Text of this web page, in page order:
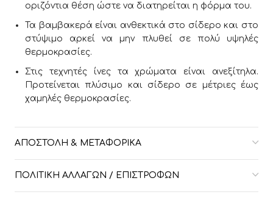
οριζόντια θέση ώστε να διατηρείται η φόρμα του.
Τα βαμβακερά είναι ανθεκτικά στο σίδερο και στο
στύψιμο αρκεί να μην πλυθεί σε πολύ υψηλές
θερμοκρασίες.
Στις τεχνητές ίνες τα χρώματα είναι ανεξίτηλα.
Προτείνεται πλύσιμο και σίδερο σε μέτριες έως
χαμηλές θερμοκρασίες.
ΑΠΟΣΤΟΛΉ & ΜΕΤΑΦΟΡΙΚΆ
ΠΟΛΙΤΙΚΉ ΑΛΛΑΓΏΝ / ΕΠΙΣΤΡΟΦΏΝ